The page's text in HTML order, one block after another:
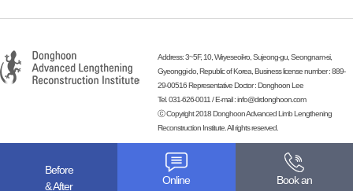
Address: 3~5F, 10, Wiryeseoil-ro, Sujeong-gu, Seongnam-si,
Gyeonggi-do, Republic of Korea, Business license number : 889-
29-00516 Representative Doctor : Donghoon Lee
Tel. 031-626-0011 / E-mail :info@drdonghoon.com
ⓒ Copyright 2018 Donghoon Advanced Limb Lengthening
Reconstruction Institute. All rights reserved.
Before
& After
Online
Book an